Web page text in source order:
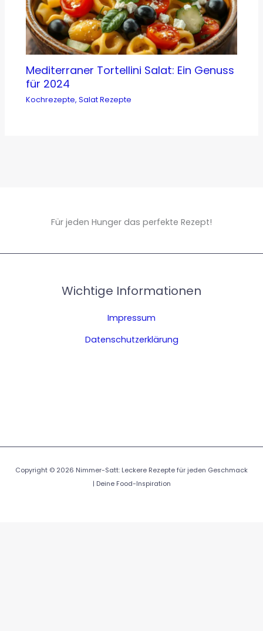
Mediterraner Tortellini Salat: Ein Genuss
für 2024
Kochrezepte,Salat Rezepte
Für jeden Hunger das perfekte Rezept!
Wichtige Informationen
Impressum
Datenschutzerklärung
Copyright © 2026 Nimmer-Satt: Leckere Rezepte für jeden Geschmack
| Deine Food-Inspiration